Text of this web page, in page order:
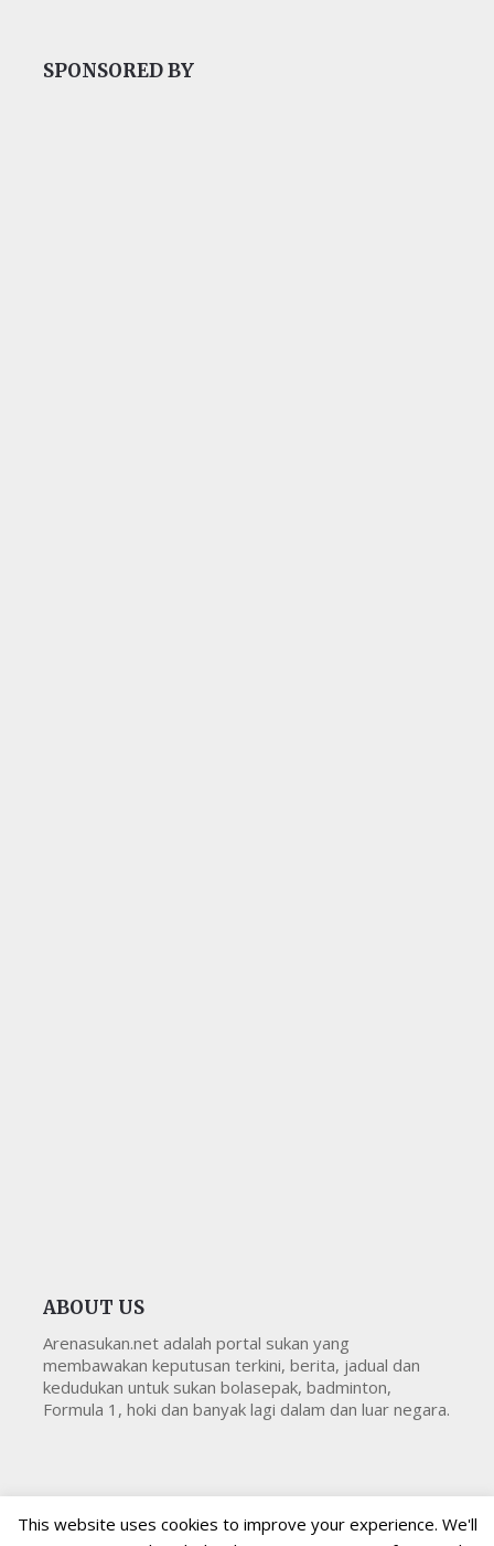
SPONSORED BY
ABOUT US
Arenasukan.net adalah portal sukan yang
membawakan keputusan terkini, berita, jadual dan
kedudukan untuk sukan bolasepak, badminton,
Formula 1, hoki dan banyak lagi dalam dan luar negara.
This website uses cookies to improve your experience. We'll